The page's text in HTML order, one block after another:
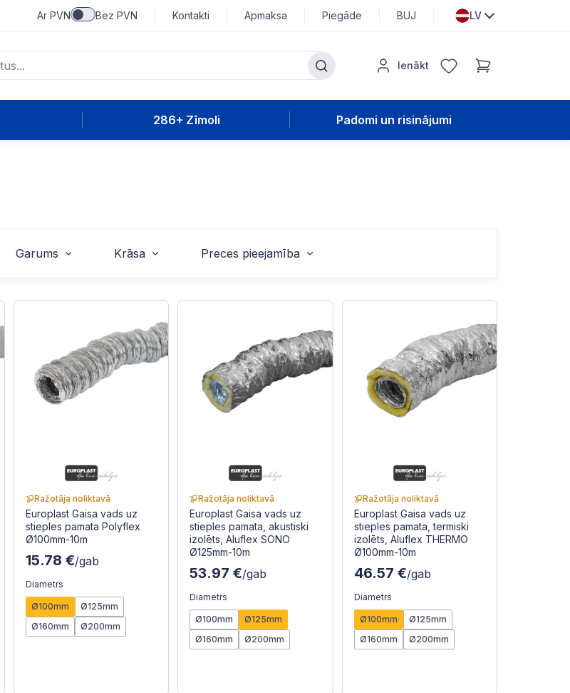
Ar PVN Bez PVN Kontakti Apmaksa Piegāde BUJ LV
Ienākt
286+ Zīmoli Padomi un risinājumi
Garums Krāsa Preces pieejamība
Ražotāja noliktavā
Europlast Gaisa vads uz
stieples pamata Polyflex
Ø100mm-10m
15.78 €/gab
Diametrs
Ø100mm
Ø125mm
Ø160mm
Ø200mm
Ražotāja noliktavā
Europlast Gaisa vads uz
stieples pamata, akustiski
izolēts, Aluflex SONO
Ø125mm-10m
53.97 €/gab
Diametrs
Ø100mm
Ø125mm
Ø160mm
Ø200mm
Ražotāja noliktavā
Europlast Gaisa vads uz
stieples pamata, termiski
izolēts, Aluflex THERMO
Ø100mm-10m
46.57 €/gab
Diametrs
Ø100mm
Ø125mm
Ø160mm
Ø200mm